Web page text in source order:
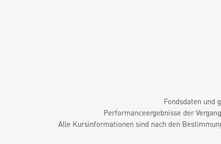
Fondsdaten und
Performanceergebnisse der
Alle Kursinformationen sind nach den